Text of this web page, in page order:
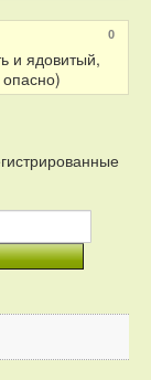
0
и ядовитый,